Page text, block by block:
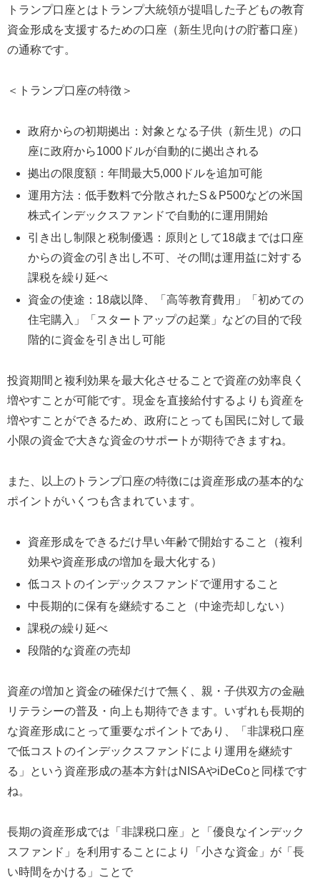
トランプ口座とはトランプ大統領が提唱した子どもの教育
資金形成を支援するための口座（新生児向けの貯蓄口座）
の通称です。
＜トランプ口座の特徴＞
政府からの初期拠出：対象となる子供（新生児）の口
座に政府から1000ドルが自動的に拠出される
拠出の限度額：年間最大5,000ドルを追加可能
運用方法：低手数料で分散されたS＆P500などの米国
株式インデックスファンドで自動的に運用開始
引き出し制限と税制優遇：原則として18歳までは口座
からの資金の引き出し不可、その間は運用益に対する
課税を繰り延べ
資金の使途：18歳以降、「高等教育費用」「初めての
住宅購入」「スタートアップの起業」などの目的で段
階的に資金を引き出し可能
投資期間と複利効果を最大化させることで資産の効率良く
増やすことが可能です。現金を直接給付するよりも資産を
増やすことができるため、政府にとっても国民に対して最
小限の資金で大きな資金のサポートが期待できますね。
また、以上のトランプ口座の特徴には資産形成の基本的な
ポイントがいくつも含まれています。
資産形成をできるだけ早い年齢で開始すること（複利
効果や資産形成の増加を最大化する）
低コストのインデックスファンドで運用すること
中長期的に保有を継続すること（中途売却しない）
課税の繰り延べ
段階的な資産の売却
資産の増加と資金の確保だけで無く、親・子供双方の金融
リテラシーの普及・向上も期待できます。いずれも長期的
な資産形成にとって重要なポイントであり、「非課税口座
で低コストのインデックスファンドにより運用を継続す
る」という資産形成の基本方針はNISAやiDeCoと同様です
ね。
長期の資産形成では「非課税口座」と「優良なインデック
スファンド」を利用することにより「小さな資金」が「長
い時間をかける」ことで